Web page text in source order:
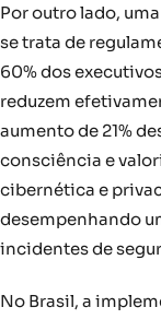
Por outro lado,
se trata de
60% dos
reduzem
aumento de 21%
consciência e
cibernética e
desempenhando
incidentes de
No Brasil, a